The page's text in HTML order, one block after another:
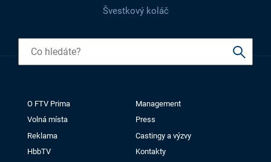
Švestkový koláč
O FTV Prima
Management
Volná místa
Press
Reklama
Castingy a výzvy
HbbTV
Kontakty